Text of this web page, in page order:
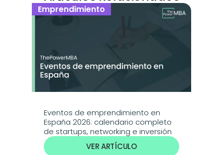
Emprendimiento
Eventos de emprendimiento en
España 2026: calendario completo
de startups, networking e inversión
VER ARTÍCULO